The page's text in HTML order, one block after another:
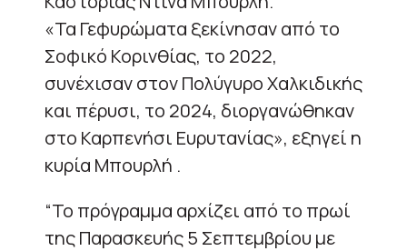
«Τα Γεφυρώματα ξεκίνησαν από το
Σοφικό Κορινθίας, το 2022,
συνέχισαν στον Πολύγυρο Χαλκιδικής
και πέρυσι, το 2024, διοργανώθηκαν
στο Καρπενήσι Ευρυτανίας», εξηγεί η
κυρία Μπουρλή .
“Το πρόγραμμα αρχίζει από το πρωί
της Παρασκευής 5 Σεπτεμβρίου με